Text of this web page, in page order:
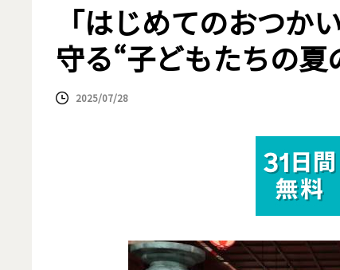
「はじめてのおつか
守る“子どもたちの
2025/07/28